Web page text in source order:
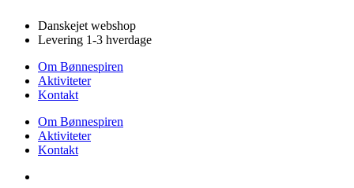
indhold
Danskejet webshop
Levering 1-3 hverdage
Om Bønnespiren
Aktiviteter
Kontakt
Om Bønnespiren
Aktiviteter
Kontakt